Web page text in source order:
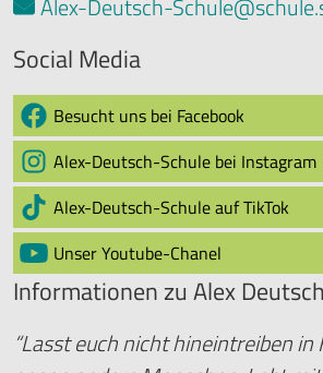
Alex-Deutsch-
Social Media
Besucht uns bei Facebook
Alex-Deutsch-Schule bei Instagram
Alex-Deutsch-Schule auf TikTok
Unser Youtube-Chanel
Informationen zu Alex Deutsch
“Lasst euch nicht hineintreiben in